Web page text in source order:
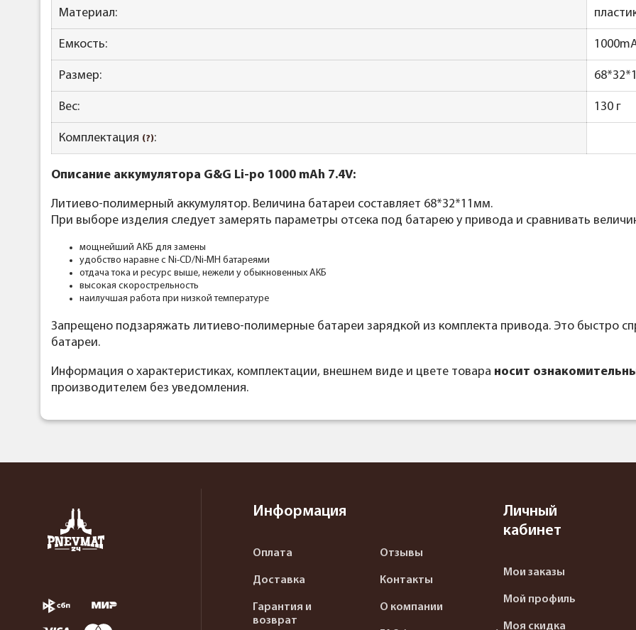
Материал:
Емкость:
Размер:
Вес: 130 г
Комплектация (?):
Описание аккумулятора G&G Li-po 1000 mAh 7.4V:
Литиево-полимерный аккумулятор. Величина батареи составляет 68*32*11мм.
При выборе изделия следует замерять параметры отсека под батарею у привода и сравнивать
мощнейший АКБ для замены
удобство наравне с Ni-CD/Ni-MH батареями
отдача тока и ресурс выше, нежели у обыкновенных АКБ
высокая скорострельность
наилучшая работа при низкой температуре
Запрещено подзаряжать литиево-полимерные батареи зарядкой из комплекта привода. Это быстро
батареи.
Информация о характеристиках, комплектации, внешнем виде и цвете товара носит
производителем без уведомления.
Информация
Оплата
Доставка
Гарантия и
возврат
Отзывы
Контакты
О компании
Личный
кабинет
Мои заказы
Мой профиль
Моя скидка